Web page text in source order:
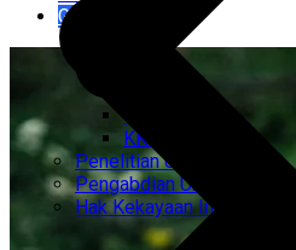
CEMTI
KK Regresi
Penelitian Unggulan
Pengabdian Unggulan
Hak Kekayaan Intelektual
Gabung Kami